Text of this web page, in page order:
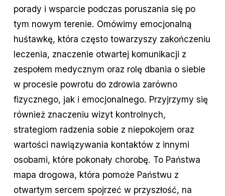
porady i wsparcie podczas poruszania się po
tym nowym terenie. Omówimy emocjonalną
huśtawkę, która często towarzyszy zakończeniu
leczenia, znaczenie otwartej komunikacji z
zespołem medycznym oraz rolę dbania o siebie
w procesie powrotu do zdrowia zarówno
fizycznego, jak i emocjonalnego. Przyjrzymy się
również znaczeniu wizyt kontrolnych,
strategiom radzenia sobie z niepokojem oraz
wartości nawiązywania kontaktów z innymi
osobami, które pokonały chorobę. To Państwa
mapa drogowa, która pomoże Państwu z
otwartym sercem spojrzeć w przyszłość, na